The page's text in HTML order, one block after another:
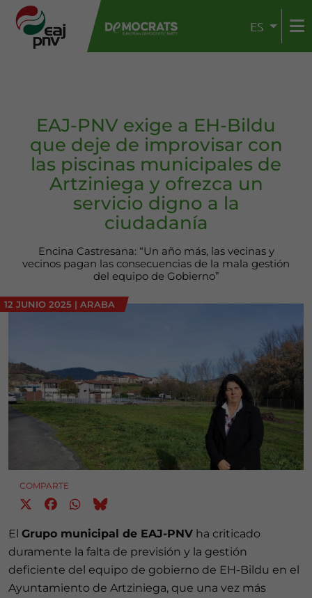
ES
EAJ-PNV exige a EH-Bildu
que deje de improvisar con
las piscinas municipales de
Artziniega y ofrezca un
servicio digno a la
ciudadanía
Encina Castresana: “Un año más, las vecinas y
vecinos pagan las consecuencias de la mala gestión
del equipo de Gobierno”
12 JUNIO 2025 | ARABA
COMPARTE
El Grupo municipal de EAJ-PNV ha criticado
duramente la falta de previsión y la gestión
deficiente del equipo de gobierno de EH-Bildu en el
Ayuntamiento de Artziniega, que una vez más